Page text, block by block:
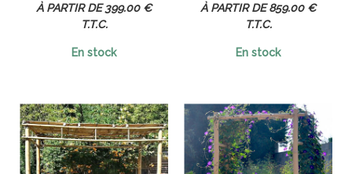
399.00 €
T.T.C.
En stock
859.00 €
T.T.C.
En stock